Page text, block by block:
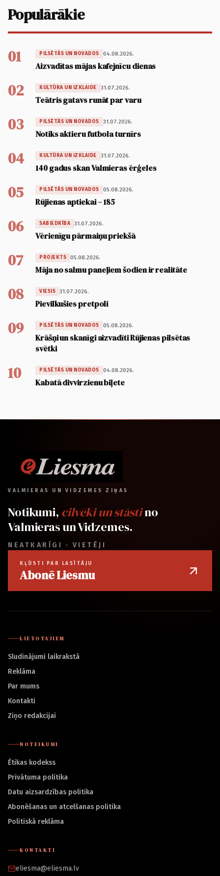
Populārākie
01 PILSĒTĀS UN NOVADOS 04.08.2026.
Aizvadītas mājas kafejnīcu dienas
02 KULTŪRA UN IZKLAIDE 31.07.2026.
Teātris gatavs runāt par varu
03 PILSĒTĀS UN NOVADOS 31.07.2026.
Notiks aktieru futbola turnīrs
04 KULTŪRA UN IZKLAIDE 31.07.2026.
140 gadus skan Valmieras ērģeles
05 PILSĒTĀS UN NOVADOS 05.08.2026.
Rūjienas aptiekai – 185
06 SABIEDRĪBA 31.07.2026.
Vērienīgu pārmaiņu priekšā
07 PROJEKTS 05.08.2026.
Māja no salmu paneļiem šodien ir realitāte
08 VIESIS 31.07.2026.
Pievilkušies pretpoli
09 PILSĒTĀS UN NOVADOS 05.08.2026.
Krāšņi un skanīgi aizvadīti Rūjienas pilsētas
svētki
10 PILSĒTĀS UN NOVADOS 04.08.2026.
Kabatā divvirzienu biļete
VALMIERAS UN VIDZEMES ZIŅAS
Notikumi, cilvēki un stāstino
Valmieras un Vidzemes.
NEATKARĪGI · VIETĒJI
KĻŪSTI PAR LASĪTĀJU
Abonē Liesmu
LIETOTĀJIEM
Sludinājumi laikrakstā
Reklāma
Par mums
Kontakti
Ziņo redakcijai
NOTEIKUMI
Ētikas kodekss
Privātuma politika
Datu aizsardzības politika
Abonēšanas un atcelšanas politika
Politiskā reklāma
KONTAKTI
eliesma@eliesma.lv